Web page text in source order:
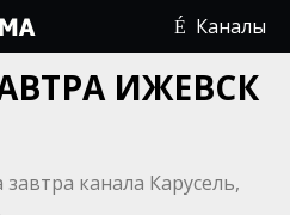
Каналы
ИЖЕВСК